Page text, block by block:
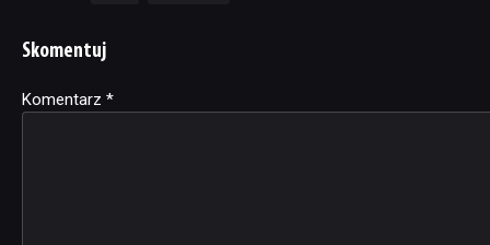
Skomentuj
Komentarz *
Alternative: